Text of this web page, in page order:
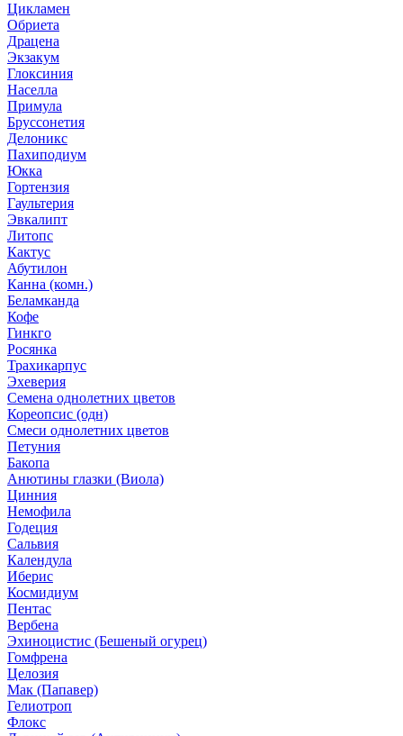
Цикламен
Обриета
Драцена
Экзакум
Глоксиния
Населла
Примула
Бруссонетия
Делоникс
Пахиподиум
Юкка
Гортензия
Гаультерия
Эвкалипт
Литопс
Кактус
Абутилон
Канна (комн.)
Беламканда
Кофе
Гинкго
Росянка
Трахикарпус
Эхеверия
Семена однолетних цветов
Кореопсис (одн)
Смеси однолетних цветов
Петуния
Бакопа
Анютины глазки (Виола)
Цинния
Немофила
Годеция
Сальвия
Календула
Иберис
Космидиум
Пентас
Вербена
Эхиноцистис (Бешеный огурец)
Гомфрена
Целозия
Мак (Папавер)
Гелиотроп
Флокс